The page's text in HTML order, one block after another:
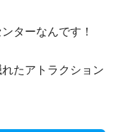
ターなんです！
たアトラクション